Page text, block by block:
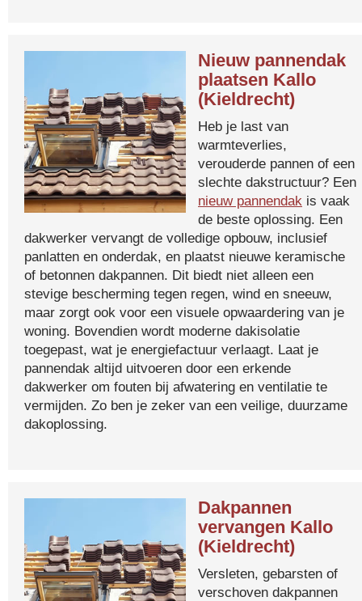
Nieuw pannendak
plaatsen Kallo
(Kieldrecht)
Heb je last van
warmteverlies,
verouderde pannen of een
slechte dakstructuur? Een
nieuw pannendak is vaak
de beste oplossing. Een
dakwerker vervangt de volledige opbouw, inclusief
panlatten en onderdak, en plaatst nieuwe keramische
of betonnen dakpannen. Dit biedt niet alleen een
stevige bescherming tegen regen, wind en sneeuw,
maar zorgt ook voor een visuele opwaardering van je
woning. Bovendien wordt moderne dakisolatie
toegepast, wat je energiefactuur verlaagt. Laat je
pannendak altijd uitvoeren door een erkende
dakwerker om fouten bij afwatering en ventilatie te
vermijden. Zo ben je zeker van een veilige, duurzame
dakoplossing.
Dakpannen
vervangen Kallo
(Kieldrecht)
Versleten, gebarsten of
verschoven dakpannen